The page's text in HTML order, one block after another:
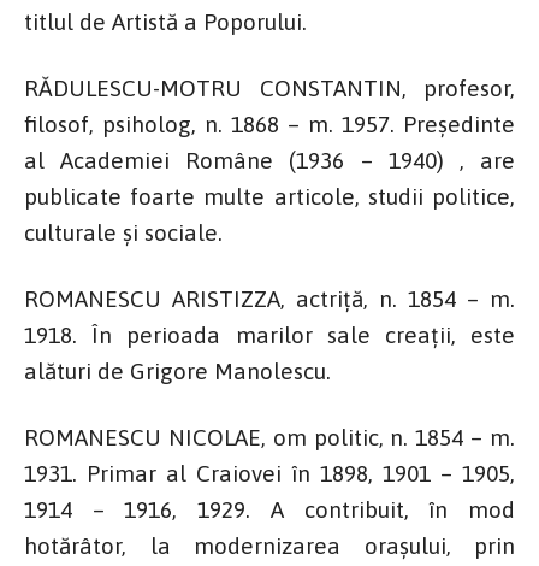
titlul de Artistă a Poporului.
RĂDULESCU-MOTRU CONSTANTIN, profesor,
filosof, psiholog, n. 1868 – m. 1957. Președinte
al Academiei Române (1936 – 1940) , are
publicate foarte multe articole, studii politice,
culturale și sociale.
ROMANESCU ARISTIZZA, actriță, n. 1854 – m.
1918. În perioada marilor sale creații, este
alături de Grigore Manolescu.
ROMANESCU NICOLAE, om politic, n. 1854 – m.
1931. Primar al Craiovei în 1898, 1901 – 1905,
1914 – 1916, 1929. A contribuit, în mod
hotărâtor, la modernizarea orașului, prin